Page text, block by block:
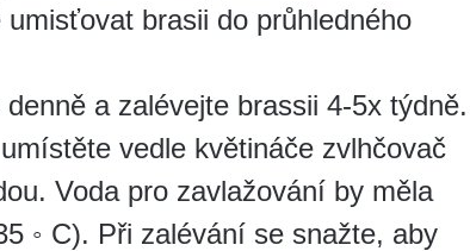
brasii do průhledného
a zalévejte brassii 4-5x týdně.
vedle květináče zvlhčovač
Voda pro zavlažování by měla
◦ C). Při zalévání se snažte, aby